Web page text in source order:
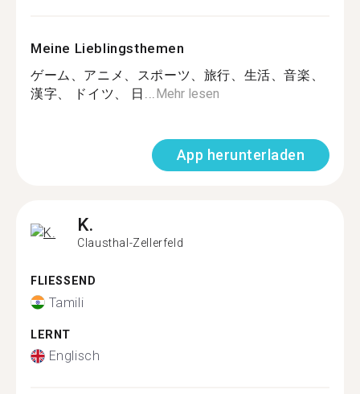
Meine Lieblingsthemen
ゲーム、アニメ、スポーツ、旅行、生活、音楽、
漢字、 ドイツ、 日...Mehr lesen
App herunterladen
K.
Clausthal-Zellerfeld
FLIESSEND
Tamili
LERNT
Englisch